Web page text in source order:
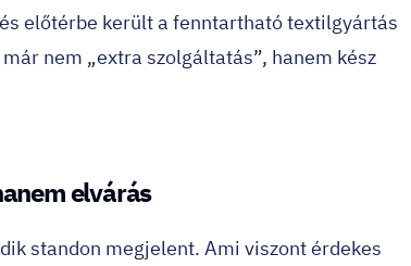
előtérbe került a fenntartható textilgyártás
nem „extra szolgáltatás”, hanem kész
elvárás
standon megjelent. Ami viszont érdekes